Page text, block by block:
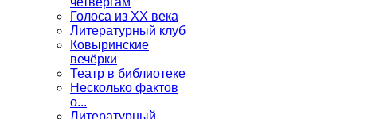
Голоса из ХХ века
Литературный клуб
Ковыринские
вечёрки
Театр в библиотеке
Несколько фактов
о...
Литературный